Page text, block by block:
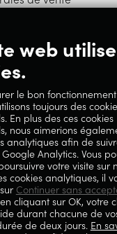
un concept de la société
sise Avenue Reine
Mentions légales |
web
le bon
toujours des
En plus des ces cookies
nous aimerions
analytiques afin de
Analytics. Vous
votre visite sur
cookies analytiques, il
Continuer sans
cliquant sur OK, votre
durant chacune de
de deux jours. En